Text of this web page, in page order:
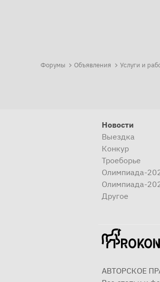
Форумы Объявления Услуги и
Новости
Выездка
Конкур
Троеборье
Олимпиада-
Олимпиада-
Другое
АВТОРСКОЕ